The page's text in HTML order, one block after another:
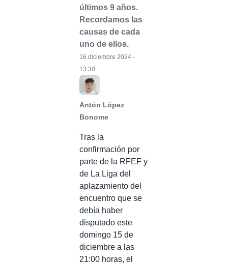
últimos 9 años.
Recordamos las
causas de cada
uno de ellos.
Antón López
Bonome
16 diciembre 2024 -
13:30
Tras la
confirmación por
parte de la RFEF y
de La Liga del
aplazamiento del
encuentro que se
debía haber
disputado este
domingo 15 de
diciembre a las
21:00 horas, el